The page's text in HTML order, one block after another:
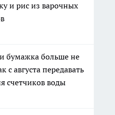
и рис из варочных
бумажка больше не
с августа передавать
счетчиков воды